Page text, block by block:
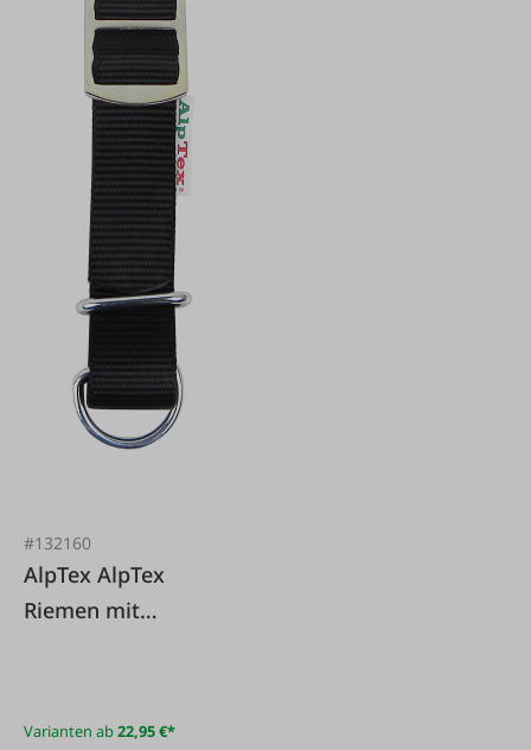
#132160
AlpTex AlpTex
Riemen mit
Varianten ab22,95 €*